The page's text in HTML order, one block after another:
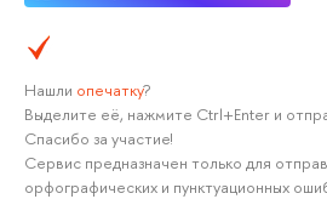
Нашли опечатку?
Выделите её, нажмите Ctrl+Enter и
Спасибо за участие!
Сервис предназначен только для
орфографических и пунктуационных